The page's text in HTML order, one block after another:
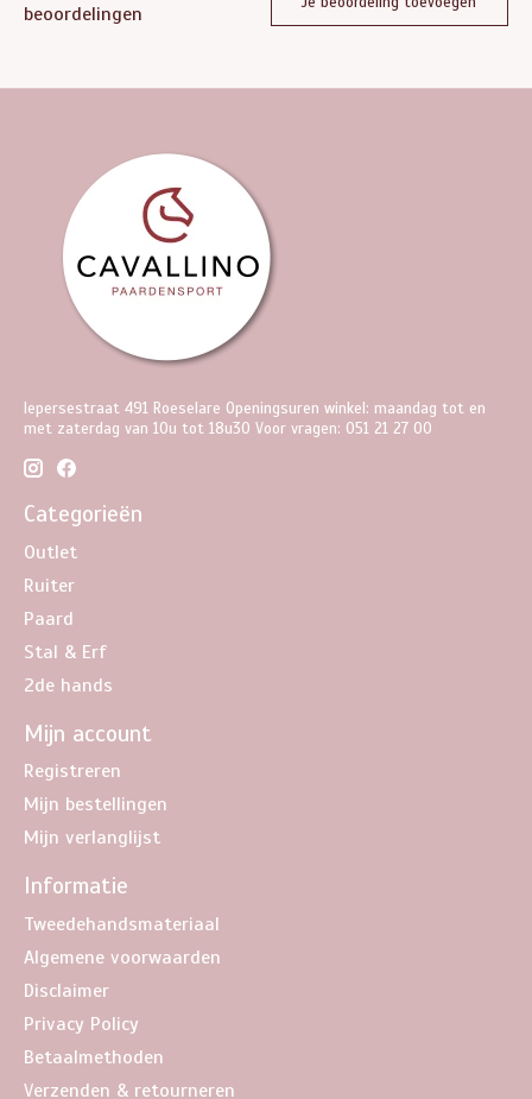
beoordelingen
Iepersestraat 491 Roeselare Openingsuren winkel: maandag tot en
met zaterdag van 10u tot 18u30 Voor vragen: 051 21 27 00
Categorieën
Outlet
Ruiter
Paard
Stal & Erf
2de hands
Mijn account
Registreren
Mijn bestellingen
Mijn verlanglijst
Informatie
Tweedehandsmateriaal
Algemene voorwaarden
Disclaimer
Privacy Policy
Betaalmethoden
Verzenden & retourneren